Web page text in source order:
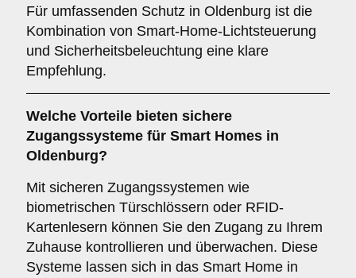
Für umfassenden Schutz in Oldenburg ist die
Kombination von Smart-Home-Lichtsteuerung
und Sicherheitsbeleuchtung eine klare
Empfehlung.
Welche Vorteile bieten sichere
Zugangssysteme für Smart Homes in
Oldenburg?
Mit sicheren Zugangssystemen wie
biometrischen Türschlössern oder RFID-
Kartenlesern können Sie den Zugang zu Ihrem
Zuhause kontrollieren und überwachen. Diese
Systeme lassen sich in das Smart Home in